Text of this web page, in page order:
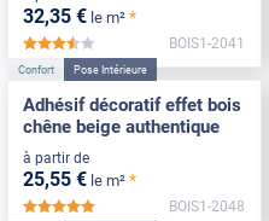
32,35 € le m² *
*****
BOIS1-2041
Confort Pose Intérieure
Adhésif décoratif effet bois
chêne beige authentique
à partir de
25,55 € le m² *
*****
BOIS1-2048